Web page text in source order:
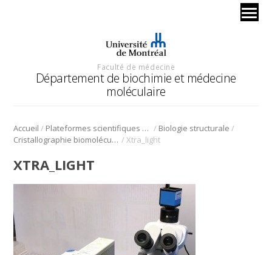
Faculté de médecine
Département de biochimie et médecine
moléculaire
Accueil / Plateformes scientifiques BMM / Biologie structurale /
Cristallographie biomoléculaire /Xtra_light
XTRA_LIGHT